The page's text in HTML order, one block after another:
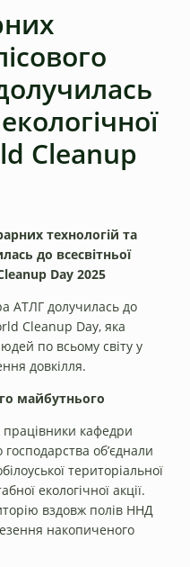
Cleanup
технологій та
до всесвітньої
Day 2025
АТЛГ долучилась до
Cleanup Day, яка
по всьому світу у
довкілля.
майбутнього
працівники кафедри
господарства об’єднали
територіальної
екологічної акції.
вздовж полів ННД
накопиченого